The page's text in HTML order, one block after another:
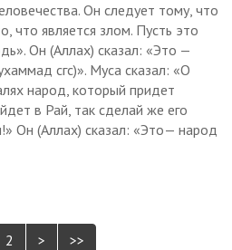
Он следует тому, что
что является злом. Пусть это
Он (Аллах) сказал: «Это —
сгс)». Муса сказал: «О
народ, который придет
в Рай, так сделай же его
Он (Аллах) сказал: «Это— народ
2 > >>